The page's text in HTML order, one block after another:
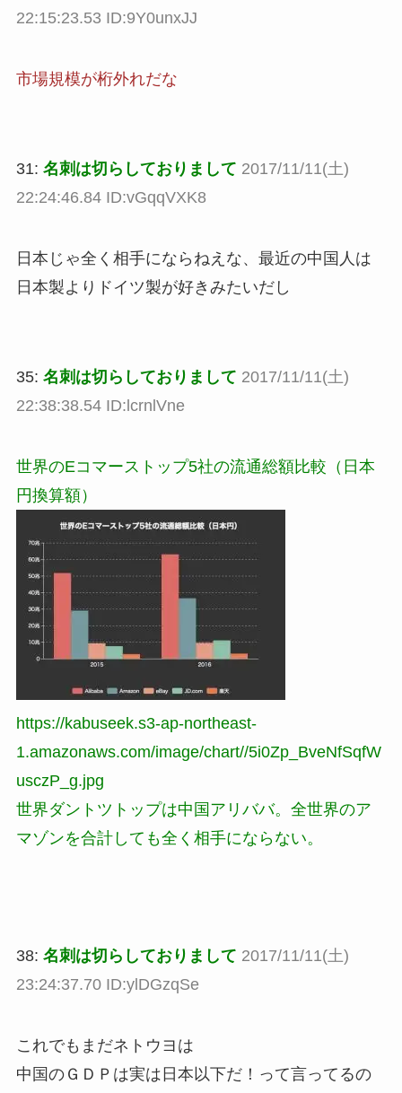
22:15:23.53 ID:9Y0unxJJ
市場規模が桁外れだな
31: 名刺は切らしておりまして 2017/11/11(土)
22:24:46.84 ID:vGqqVXK8
日本じゃ全く相手にならねえな、最近の中国人は
日本製よりドイツ製が好きみたいだし
35: 名刺は切らしておりまして 2017/11/11(土)
22:38:38.54 ID:lcrnlVne
世界のEコマーストップ5社の流通総額比較（日本
円換算額）
https://kabuseek.s3-ap-northeast-
1.amazonaws.com/image/chart//5i0Zp_BveNfSqfW
usczP_g.jpg
世界ダントツトップは中国アリババ。全世界のア
マゾンを合計しても全く相手にならない。
38: 名刺は切らしておりまして 2017/11/11(土)
23:24:37.70 ID:ylDGzqSe
これでもまだネトウヨは
中国のＧＤＰは実は日本以下だ！って言ってるの